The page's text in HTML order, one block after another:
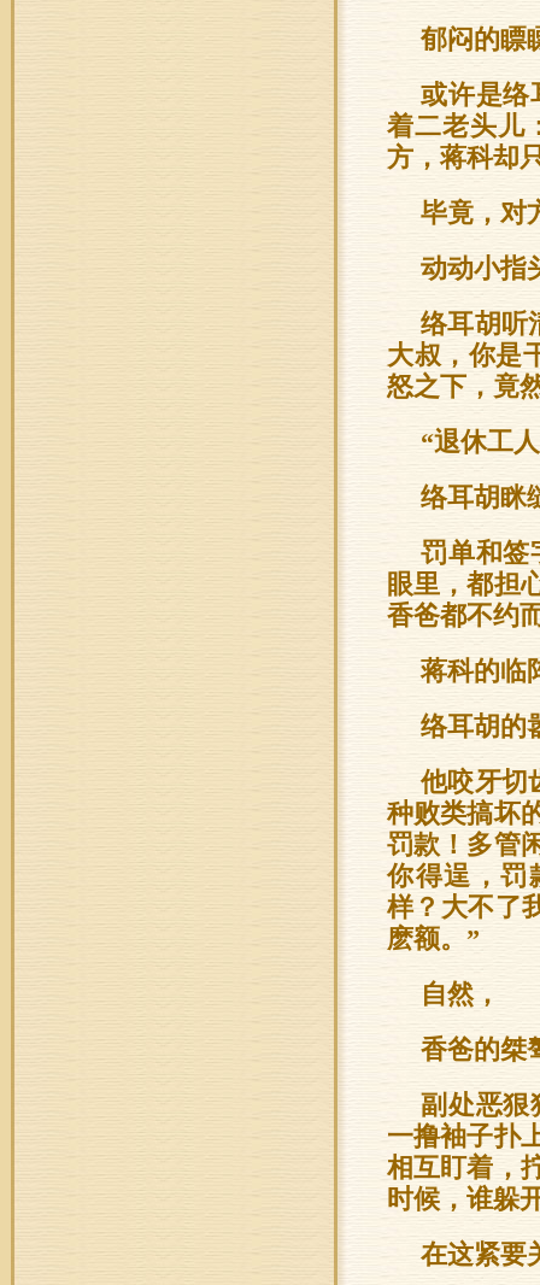
郁闷的瞟
或许是络
着二老头儿
方，蒋科却
毕竟，对
动动小指
络耳胡听
大叔，你是
怒之下，竟
“退休工
络耳胡眯
罚单和签
眼里，都担
香爸都不约
蒋科的临
络耳胡的
他咬牙切
种败类搞坏
罚款！多管
你得逞，罚
样？大不了
麽额。”
自然，
香爸的桀
副处恶狠
一撸袖子扑
相互盯着，
时候，谁躲
在这紧要